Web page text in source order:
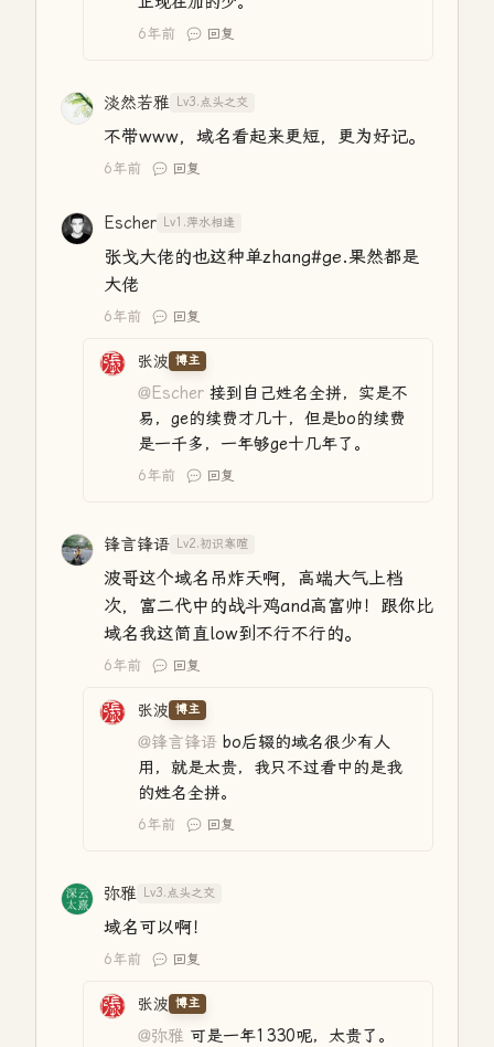
6年前 回复
淡然若雅 Lv3.点头之交
不带www，域名看起来更短，更为好记。
6年前 回复
Escher Lv1.萍水相逢
张戈大佬的也这种单zhang#ge.果然都是
大佬
6年前 回复
张波 博主
@Escher 接到自己姓名全拼，实是不
易，ge的续费才几十，但是bo的续费
是一千多，一年够ge十几年了。
6年前 回复
锋言锋语 Lv2.初识寒暄
波哥这个域名吊炸天啊，高端大气上档
次，富二代中的战斗鸡and高富帅！跟你比
域名我这简直low到不行不行的。
6年前 回复
张波 博主
@锋言锋语 bo后辍的域名很少有人
用，就是太贵，我只不过看中的是我
的姓名全拼。
6年前 回复
弥雅 Lv3.点头之交
域名可以啊！
6年前 回复
张波 博主
@弥雅 可是一年1330呢，太贵了。